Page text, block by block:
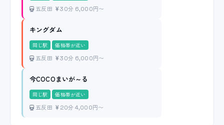
五反田 30分 6,000円〜
キングダム
同じ駅 価格帯が近い
五反田 30分 6,000円〜
今COCOまいが～る
同じ駅 価格帯が近い
五反田 20分 4,000円〜